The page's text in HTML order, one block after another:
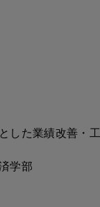
した業績改善・
学部